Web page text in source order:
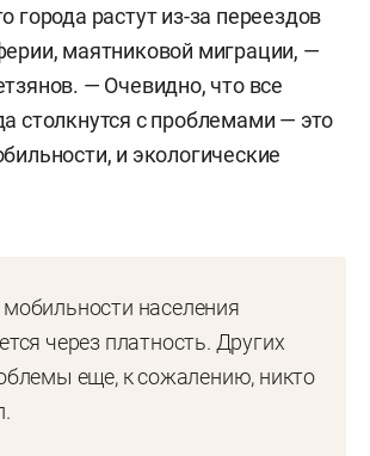
города растут из-за переездов
маятниковой миграции, —
— Очевидно, что все
столкнутся с проблемами — это
и экологические
населения
через платность. Других
еще, к сожалению, никто